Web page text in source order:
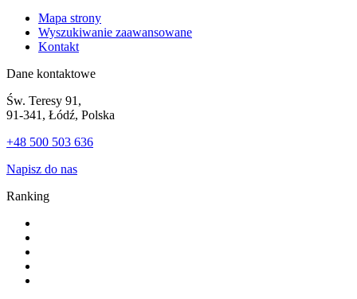
Mapa strony
Wyszukiwanie zaawansowane
Kontakt
Dane kontaktowe
Św. Teresy 91,
91-341, Łódź, Polska
+48 500 503 636
Napisz do nas
Ranking